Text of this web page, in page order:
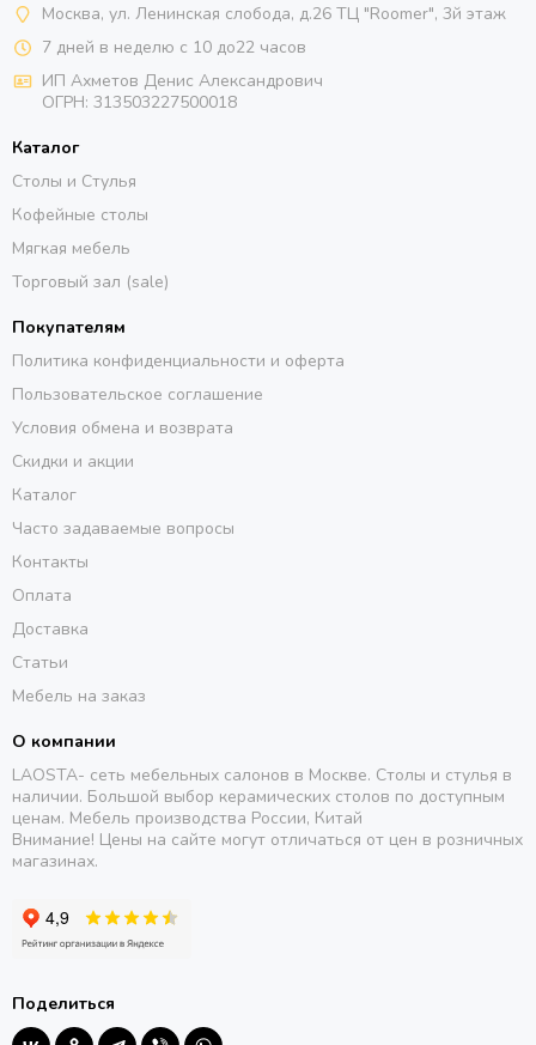
Москва, ул. Ленинская слобода, д.26 ТЦ "Roomer", 3й этаж
7 дней в неделю с 10 до22 часов
ИП Ахметов Денис Александрович
ОГРН: 313503227500018
Каталог
Столы и Стулья
Кофейные столы
Мягкая мебель
Торговый зал (sale)
Покупателям
Политика конфиденциальности и оферта
Пользовательское соглашение
Условия обмена и возврата
Скидки и акции
Каталог
Часто задаваемые вопросы
Контакты
Оплата
Доставка
Статьи
Мебель на заказ
О компании
LAOSTA- сеть мебельных салонов в Москве. Столы и стулья в
наличии. Большой выбор керамических столов по доступным
ценам. Мебель производства России, Китай
Внимание! Цены на сайте могут отличаться от цен в розничных
магазинах.
Поделиться